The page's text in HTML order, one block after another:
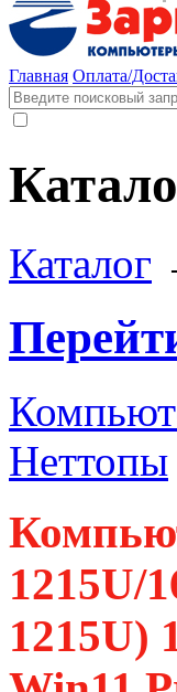
Главная Оплата/
Каталог
Неттопы
1215U/
1215U)